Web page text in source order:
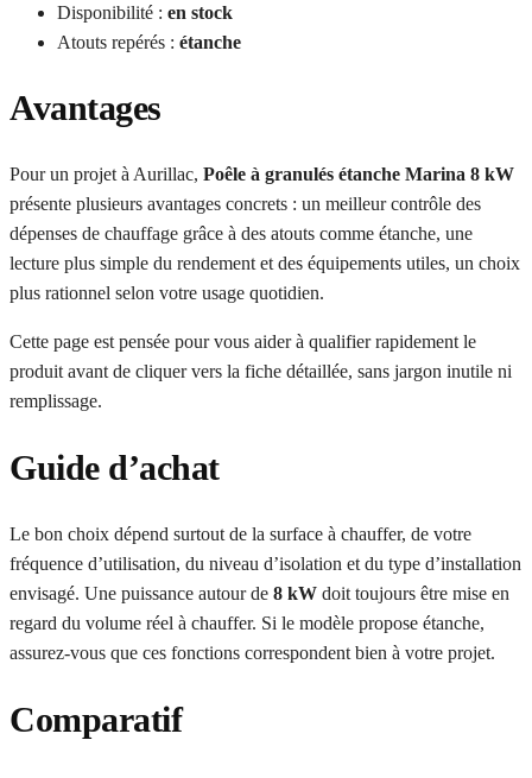
Disponibilité : en stock
Atouts repérés : étanche
Avantages
Pour un projet à Aurillac, Poêle à granulés étanche Marina 8 kW
présente plusieurs avantages concrets : un meilleur contrôle des
dépenses de chauffage grâce à des atouts comme étanche, une
lecture plus simple du rendement et des équipements utiles, un choix
plus rationnel selon votre usage quotidien.
Cette page est pensée pour vous aider à qualifier rapidement le
produit avant de cliquer vers la fiche détaillée, sans jargon inutile ni
remplissage.
Guide d’achat
Le bon choix dépend surtout de la surface à chauffer, de votre
fréquence d’utilisation, du niveau d’isolation et du type d’installation
envisagé. Une puissance autour de 8 kW doit toujours être mise en
regard du volume réel à chauffer. Si le modèle propose étanche,
assurez-vous que ces fonctions correspondent bien à votre projet.
Comparatif